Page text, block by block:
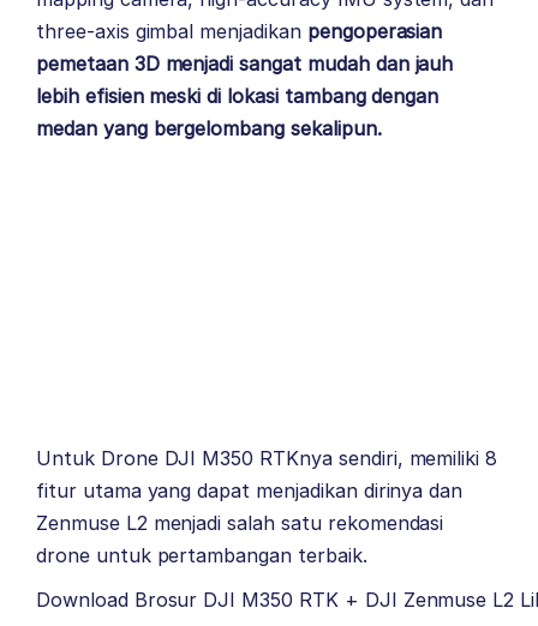
three-axis gimbal menjadikanpengoperasian
pemetaan 3D menjadi sangat mudah dan jauh
lebih efisien meski di lokasi tambang dengan
medan yang bergelombang sekalipun.
Untuk Drone DJI M350 RTKnya sendiri, memiliki 8
fitur utama yang dapat menjadikan dirinya dan
Zenmuse L2 menjadi salah satu rekomendasi
drone untuk pertambangan terbaik.
Download Brosur DJI M350 RTK + DJI Zenmuse L2